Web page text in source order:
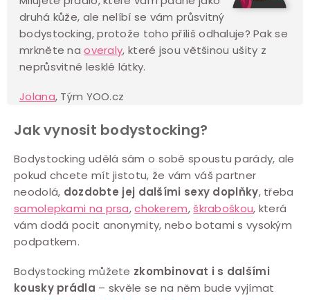
druhá kůže, ale nelíbí se vám průsvitný
bodystocking, protože toho příliš odhaluje? Pak se
mrkněte naoveraly, které jsou většinou ušity z
neprůsvitné lesklé látky.
Jolana, Tým YOO.cz
Jak vynosit bodystocking?
Bodystocking udělá sám o sobě spoustu parády, ale
pokud chcete mít jistotu, že vám váš partner
neodolá, dozdobte jej dalšími sexy doplňky, třeba
samolepkami na prsa,chokerem,škraboškou, která
vám dodá pocit anonymity, nebo botami s vysokým
podpatkem.
Bodystocking můžete zkombinovat i s dalšími
kousky prádla – skvěle se na něm bude vyjímat